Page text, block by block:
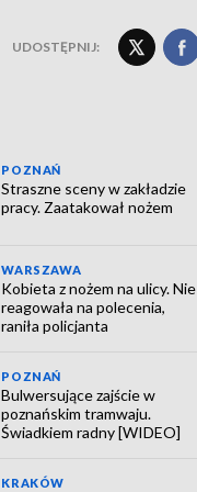
UDOSTĘPNIJ:
POZNAŃ
Straszne sceny w zakładzie
pracy. Zaatakował nożem
WARSZAWA
Kobieta z nożem na ulicy. Nie
reagowała na polecenia,
raniła policjanta
POZNAŃ
Bulwersujące zajście w
poznańskim tramwaju.
Świadkiem radny [WIDEO]
KRAKÓW